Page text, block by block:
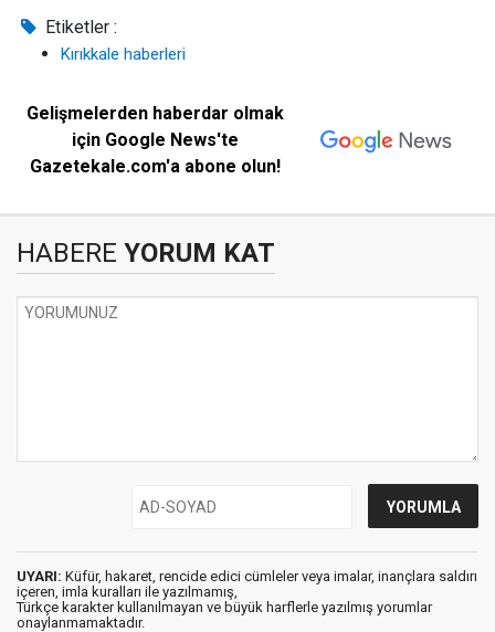
Etiketler :
Kırıkkale haberleri
Gelişmelerden haberdar olmak
için Google News'te
Gazetekale.com'a abone olun!
HABERE YORUM KAT
UYARI: Küfür, hakaret, rencide edici cümleler veya imalar, inançlara saldırı
içeren, imla kuralları ile yazılmamış,
Türkçe karakter kullanılmayan ve büyük harflerle yazılmış yorumlar
onaylanmamaktadır.